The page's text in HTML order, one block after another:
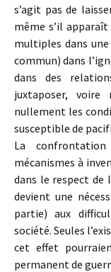
s’agit pas de
même s’il
multiples dans
commun) dans
dans des
juxtaposer,
nullement les
susceptible de
La
mécanismes à
dans le respect de
devient une
partie) aux
société. Seules
cet effet
permanent de